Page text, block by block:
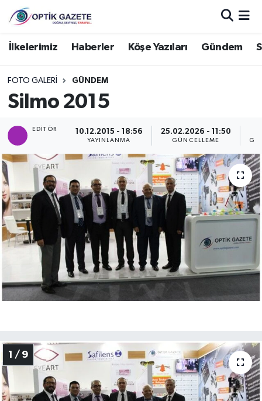
İlkelerimiz Haberler Köşe Yazıları Gündem
FOTO GALERI GÜNDEM
Silmo 2015
EDITÖR 10.12.2015 - 18:56
YAYINLANMA
25.02.2026 - 11:50
GÜNCELLEME
1 / 9
Nöbetçi Eczaneler
Hava Durumu
İstanbul Namaz Vakitleri
Trafik Durumu
Süper Lig Puan Durumu ve Fikstür
Tüm Manşetler
Son Dakika Haberleri
Haber Arşivi